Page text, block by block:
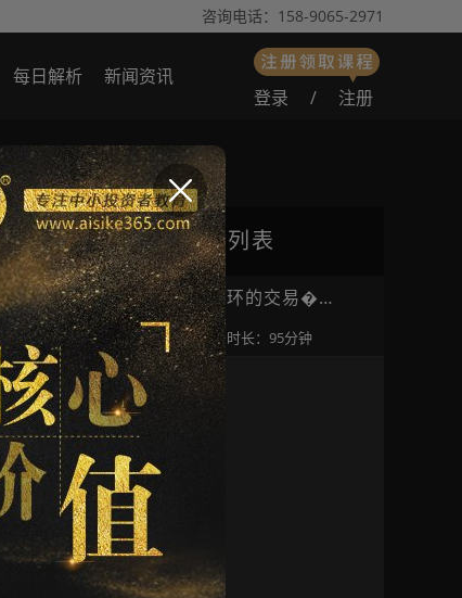
咨询电话：158-9065-2971
每日解析
新闻资讯
登录
/ 注册
播放列表
邹衍｜打造闭环的交易�…
浏览数：3369 时长：95分钟